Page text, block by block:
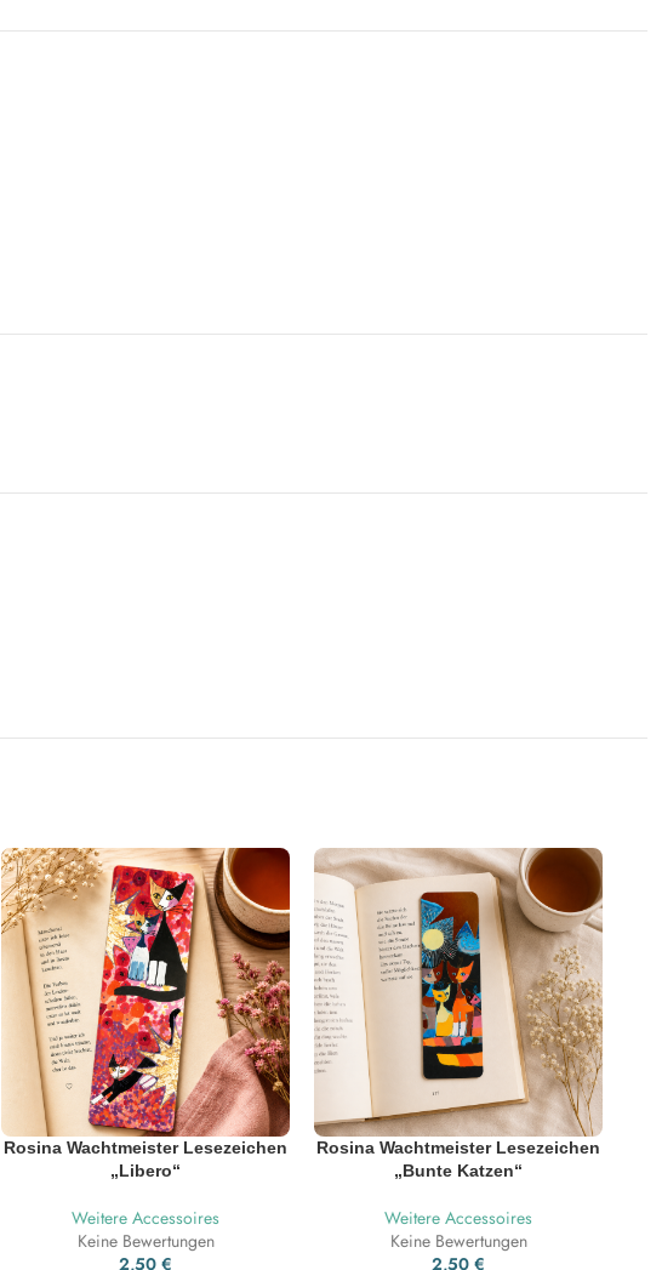
Rosina Wachtmeister Lesezeichen
„Libero“
Weitere Accessoires
Keine Bewertungen
2,50 €
Rosina Wachtmeister Lesezeichen
„Bunte Katzen“
Weitere Accessoires
Keine Bewertungen
2,50 €